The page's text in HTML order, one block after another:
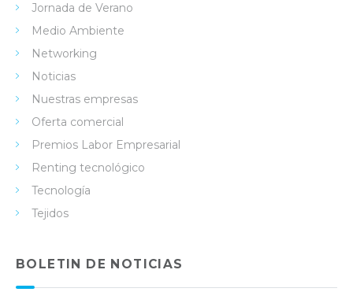
Jornada de Verano
Medio Ambiente
Networking
Noticias
Nuestras empresas
Oferta comercial
Premios Labor Empresarial
Renting tecnológico
Tecnología
Tejidos
BOLETIN DE NOTICIAS